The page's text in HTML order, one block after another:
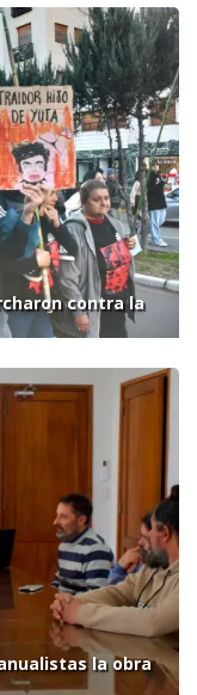
contra la
la obra